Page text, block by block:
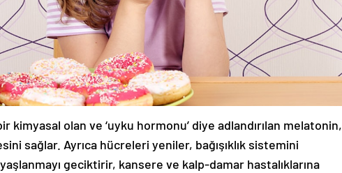
kimyasal olan ve ‘uyku hormonu’ diye adlandırılan melatonin,
sağlar. Ayrıca hücreleri yeniler, bağışıklık sistemini
geciktirir, kansere ve kalp-damar hastalıklarına